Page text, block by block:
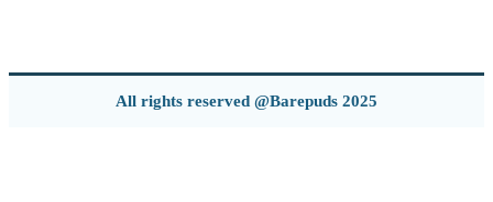
All rights reserved @Barepuds 2025